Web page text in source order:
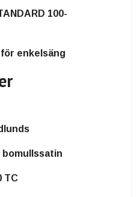
100-
enkelsäng
bomullssatin
TC